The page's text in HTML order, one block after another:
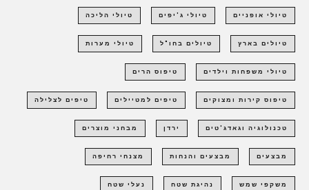
טיולי אופניים טיולי ג'יפים טיולי הליכה
טיולים בארץ טיולים בחו"ל טיולי מערות
טיולי משפחות וילדים טיפוס הרים
טיפוס קירות ומצוקים טיפים למטיילים טיפים לצלילה
טכנולוגיה וגאדג'טים ירדן מבחני מוצרים
מבצעים מבצעים והנחות מצנחי רחיפה
משקפי שמש נהיגת שטח נעלי שטח